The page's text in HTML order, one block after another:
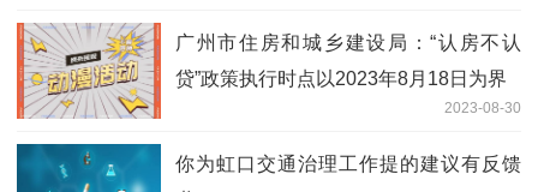
广州市住房和城乡建设局：“认房不认
贷”政策执行时点以2023年8月18日为界
2023-08-30
你为虹口交通治理工作提的建议有反馈